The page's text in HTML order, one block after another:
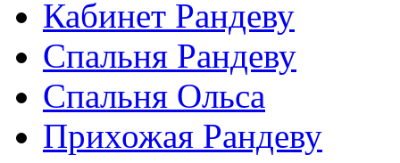
Кабинет Рандеву
Спальня Рандеву
Спальня Ольса
Прихожая Рандеву